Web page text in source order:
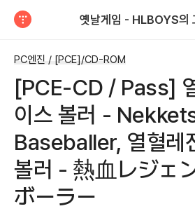
옛날게임 - HLBOYS의
PC엔진 / [PCE]/CD-ROM
[PCE-CD / Pass]
이스 볼러 -
Baseballer, 열혈레
볼러 - 熱血レジェ
ボーラー